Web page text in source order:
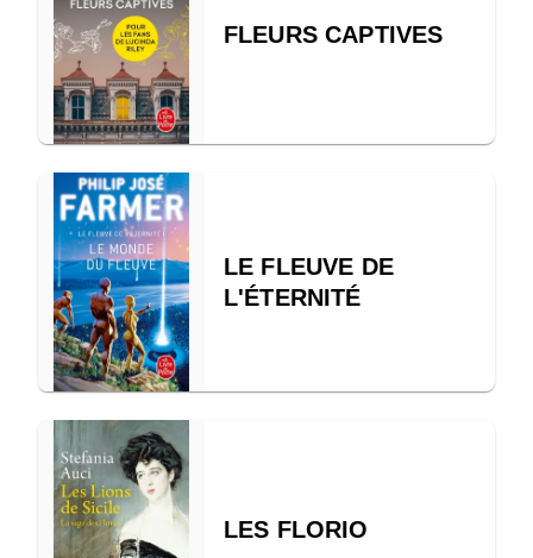
FLEURS CAPTIVES
LE FLEUVE DE
L'ÉTERNITÉ
LES FLORIO